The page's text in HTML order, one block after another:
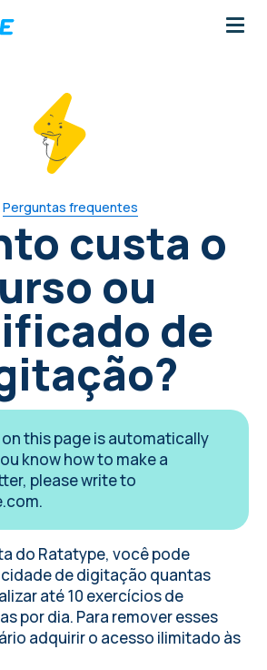
Perguntas frequentes
custa o
ou
de
this page is automatically
know how to make a
please write to
.
do Ratatype, você pode
de digitação quantas
até 10 exercícios de
por dia. Para remover esses
adquirir o acesso ilimitado às